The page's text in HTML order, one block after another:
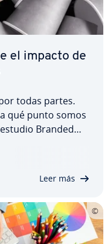
el impacto de
todas partes.
qué punto somos
Branded
Leer más